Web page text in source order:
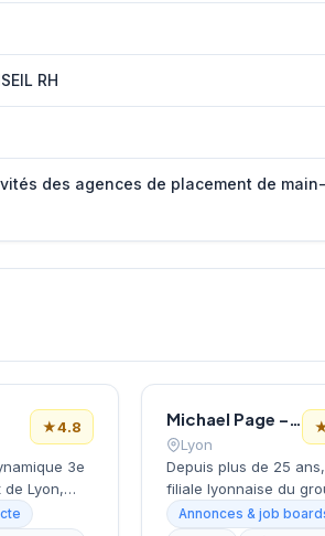
RH
des agences de placement de
★4.8
3e
de Lyon,
et
Michael Page – Cabinet de Recrutement Lyon
Lyon
Depuis plus de 25
filiale lyonnaise du
international Michael
Annonces & job